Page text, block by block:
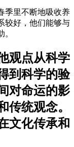
季里不断地吸收养
较好，他们能够与
观点从科学
到科学的验
对命运的影
传统观念。
文化传承和